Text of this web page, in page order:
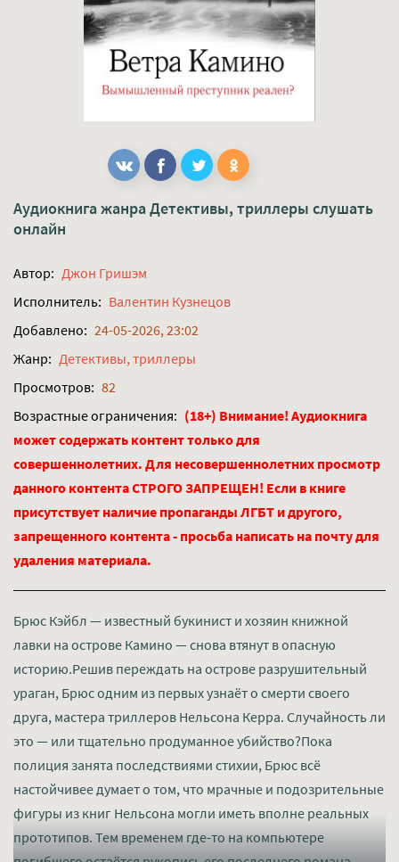
Аудиокнига жанра Детективы, триллеры слушать
онлайн
Автор: Джон Гришэм
Исполнитель: Валентин Кузнецов
Добавлено: 24-05-2026, 23:02
Жанр: Детективы, триллеры
Просмотров: 82
Возрастные ограничения: (18+) Внимание! Аудиокнига
может содержать контент только для
совершеннолетних. Для несовершеннолетних просмотр
данного контента СТРОГО ЗАПРЕЩЕН! Если в книге
присутствует наличие пропаганды ЛГБТ и другого,
запрещенного контента - просьба написать на почту для
удаления материала.
Брюс Кэйбл — известный букинист и хозяин книжной
лавки на острове Камино — снова втянут в опасную
историю.Решив переждать на острове разрушительный
ураган, Брюс одним из первых узнаёт о смерти своего
друга, мастера триллеров Нельсона Керра. Случайность ли
это — или тщательно продуманное убийство?Пока
полиция занята последствиями стихии, Брюс всё
настойчивее думает о том, что мрачные и подозрительные
фигуры из книг Нельсона могли иметь вполне реальных
прототипов. Тем временем где-то на компьютере